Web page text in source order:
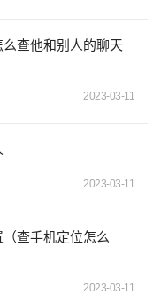
查他和别人的聊天
2023-03-11
2023-03-11
查手机定位怎么
2023-03-11